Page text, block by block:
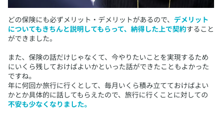
​どの保険にも必ずメリット・デメリットがあるので、 デメリット
についてもきちんと説明してもらって、納得した上で契約すること
ができました。
また、保険の話だけじゃなくて、今やりたいことを実現するため
にいくら残しておけばよいかといった話ができたこともよかった
ですね。
年に何回か旅行に行くとして、毎月いくら積み立てておけばよい
かとか具体的に話してもらえたので、旅行に行くことに対しての
不安も少なくなりました。